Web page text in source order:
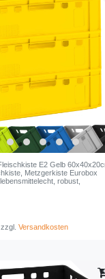
E2 Gelb
Metzgerkiste Eurobox
robust,
zzgl.Versandkosten